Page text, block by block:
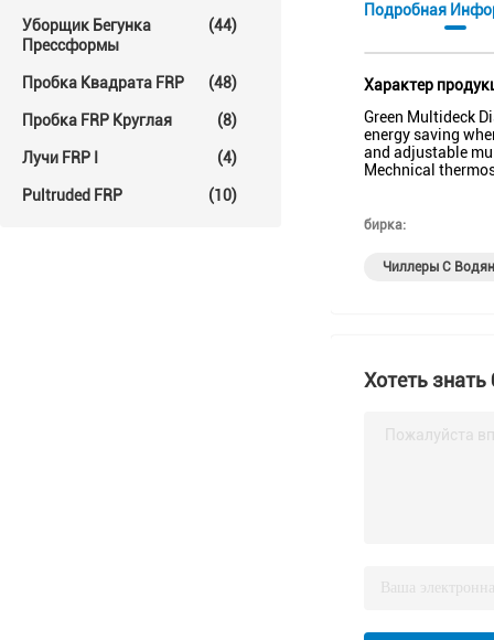
Уборщик Бегунка
Прессформы
(44)
Пробка Квадрата FRP (48)
Пробка FRP Круглая (8)
Лучи FRP I (4)
Pultruded FRP (10)
Подробная
Характер
Green Multideck
energy saving
and adjustable
Mechnical
бирка:
Чиллеры С
Хотеть
Пожалуйста